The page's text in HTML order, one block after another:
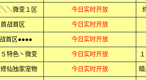
╲╲微变１区 今日实时开放
首战首区 今日实时开放
首区●●●● 今日实时开放
５特色丶微变 今日实时开放
仙独家宠物 今日实时开放